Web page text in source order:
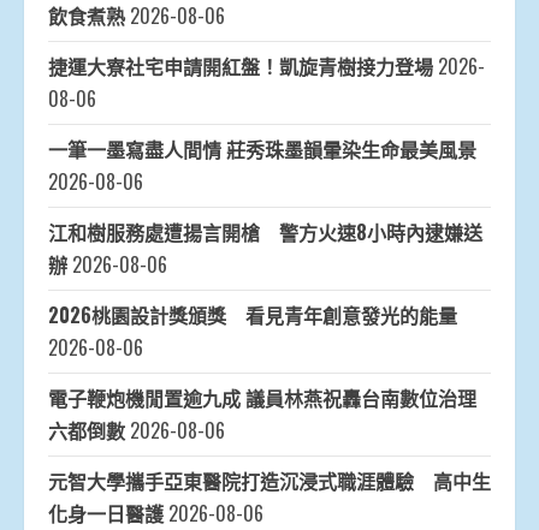
飲食煮熟 2026-08-06
捷運大寮社宅申請開紅盤！凱旋青樹接力登場 2026-
08-06
一筆一墨寫盡人間情 莊秀珠墨韻暈染生命最美風景
2026-08-06
江和樹服務處遭揚言開槍 警方火速8小時內逮嫌送
辦 2026-08-06
2026桃園設計獎頒獎 看見青年創意發光的能量
2026-08-06
電子鞭炮機閒置逾九成 議員林燕祝轟台南數位治理
六都倒數 2026-08-06
元智大學攜手亞東醫院打造沉浸式職涯體驗 高中生
化身一日醫護 2026-08-06